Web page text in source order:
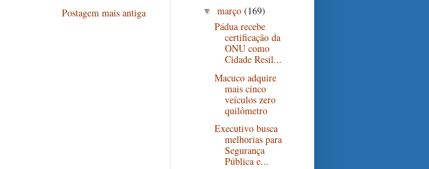
Postagem mais antiga ▼ março (169)
Pádua recebe
certificação da
ONU como
Cidade Resil...
Macuco adquire
mais cinco
veículos zero
quilômetro
Executivo busca
melhorias para
Segurança
Pública e...